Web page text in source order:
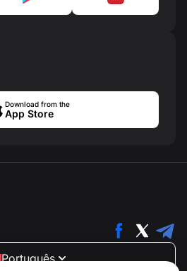
Download from the
App Store
Português